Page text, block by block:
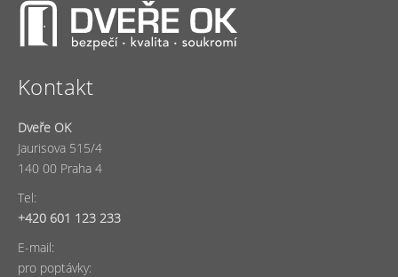
Kontakt
Dveře OK
Jaurisova 515/4
140 00 Praha 4
Tel:
+420 601 123 233
E-mail:
pro poptávky: